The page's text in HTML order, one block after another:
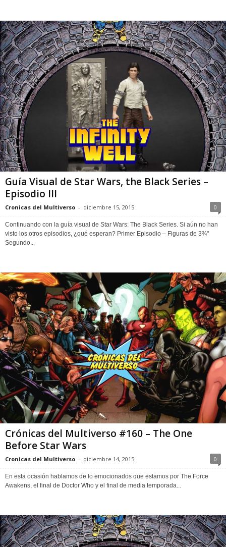
Guía Visual de Star Wars, the Black Series –
Episodio III
Cronicas del Multiverso - diciembre 15, 2015 0
Continuando con la guía visual de Star Wars: The Black Series. Si aún no han
visto los otros episodios, ¿qué esperan? Primer Episodio – Figuras de 3¾"
Segundo...
Crónicas del Multiverso #160 – The One
Before Star Wars
Cronicas del Multiverso - diciembre 14, 2015 0
En esta ocasión hablamos de lo emocionados que estamos por The Force
Awakens, el final de Doctor Who y el final de media temporada...